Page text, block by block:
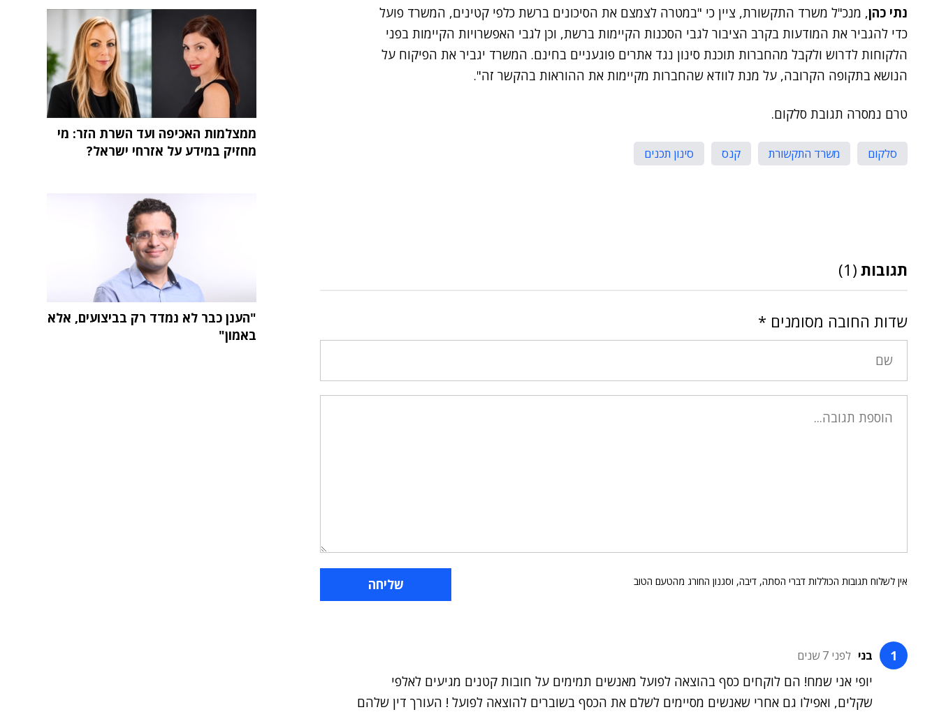
נתי כהן, מנכ"ל משרד התקשורת, ציין כי "במטרה לצמצם את הסיכונים ברשת כלפי קטינים, המשרד פועל
כדי להגביר את המודעות בקרב הציבור לגבי הסכנות הקיימות ברשת, וכן לגבי האפשרויות הקיימות בפני
הלקוחות לדרוש ולקבל מהחברות תוכנת סינון נגד אתרים פוגעניים בחינם. המשרד יגביר את הפיקוח על
הנושא בתקופה הקרובה, על מנת לוודא שהחברות מקיימות את ההוראות בהקשר זה".
טרם נמסרה תגובת סלקום.
סלקום משרד התקשורת קנס סינון תכנים
תגובות (1)
שדות החובה מסומנים *
אין לשלוח תגובות הכוללות דברי הסתה, דיבה, וסגנון החורג מהטעם הטוב
בני לפני 7 שנים
יופי אני שמח! הם לוקחים כסף בהוצאה לפועל מאנשים תמימים על חובות קטנים מגיעים לאלפי
שקלים, ואפילו גם אחרי שאנשים מסיימים לשלם את הכסף בשוברים להוצאה לפועל ! העורך דין שלהם
ממצלמות האכיפה ועד השרת הזר: מי
מחזיק במידע על אזרחי ישראל?
"הענן כבר לא נמדד רק בביצועים, אלא
באמון"